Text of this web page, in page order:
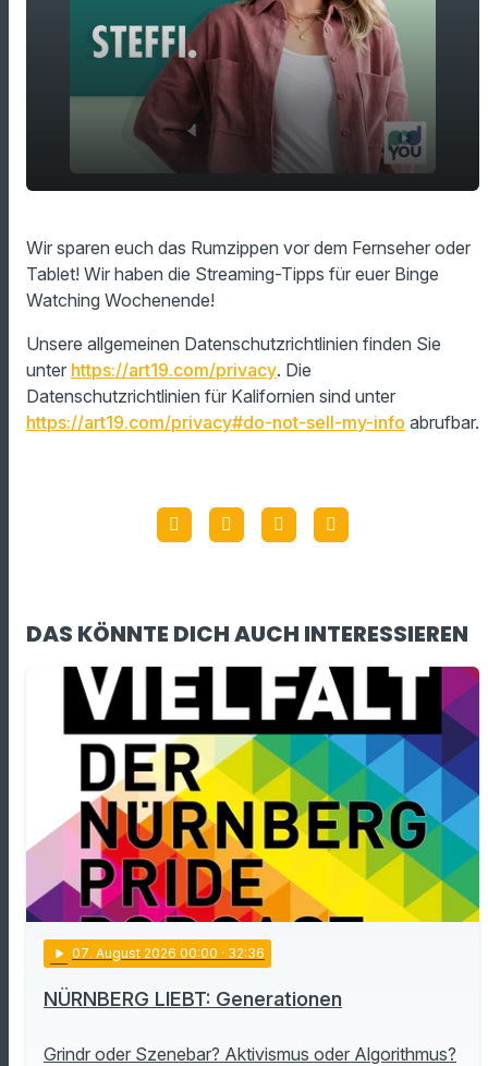
play_arrow Wochenende!
00:00 01:49
Wir sparen euch das Rumzippen vor dem Fernseher oder
Tablet! Wir haben die Streaming-Tipps für euer Binge
Watching Wochenende!
Unsere allgemeinen Datenschutzrichtlinien finden Sie
unter https://art19.com/privacy. Die
Datenschutzrichtlinien für Kalifornien sind unter
https://art19.com/privacy#do-not-sell-my-info abrufbar.
DAS KÖNNTE DICH AUCH INTERESSIEREN
play_arrow 07. August 2026 00:00 · 32:36
NÜRNBERG LIEBT: Generationen
Grindr oder Szenebar? Aktivismus oder Algorithmus?